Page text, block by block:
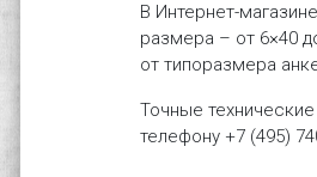
В Интернет-
размера – от 6×40
от типоразмера
Точные
телефону +7 (495)